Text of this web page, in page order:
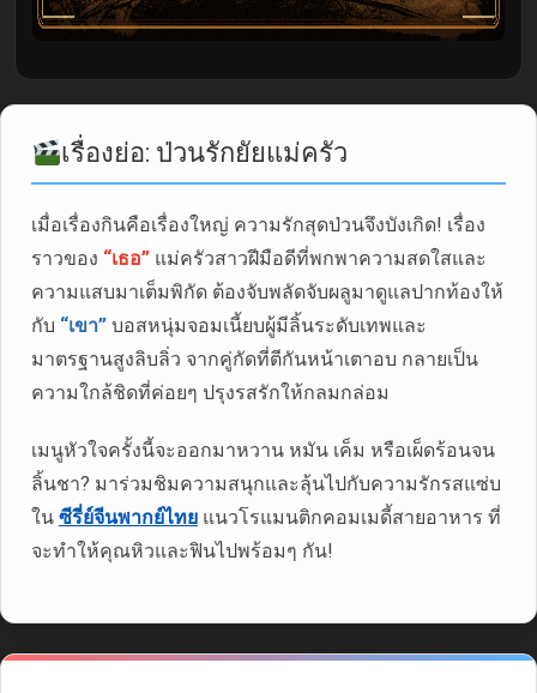
เรื่องย่อ: ป่วนรักยัยแม่ครัว
เมื่อเรื่องกินคือเรื่องใหญ่ ความรักสุดป่วนจึงบังเกิด! เรื่อง
ราวของ “เธอ” แม่ครัวสาวฝีมือดีที่พกพาความสดใสและ
ความแสบมาเต็มพิกัด ต้องจับพลัดจับผลูมาดูแลปากท้องให้
กับ “เขา” บอสหนุ่มจอมเนี้ยบผู้มีลิ้นระดับเทพและ
มาตรฐานสูงลิบลิ่ว จากคู่กัดที่ตีกันหน้าเตาอบ กลายเป็น
ความใกล้ชิดที่ค่อยๆ ปรุงรสรักให้กลมกล่อม
เมนูหัวใจครั้งนี้จะออกมาหวาน หมัน เค็ม หรือเผ็ดร้อนจน
ลิ้นชา? มาร่วมชิมความสนุกและลุ้นไปกับความรักรสแซ่บ
ใน ซีรี่ย์จีนพากย์ไทย แนวโรแมนติกคอมเมดี้สายอาหาร ที่
จะทำให้คุณหิวและฟินไปพร้อมๆ กัน!